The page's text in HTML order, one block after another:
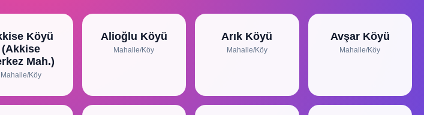
Köyü
(Akkise
Mah.)
Mahalle/Köy
Alioğlu Köyü
Mahalle/Köy
Arık Köyü
Mahalle/Köy
Avşar Köyü
Mahalle/Köy